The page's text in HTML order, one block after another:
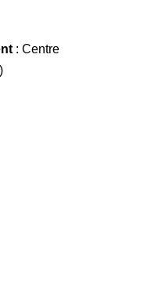
: Centre